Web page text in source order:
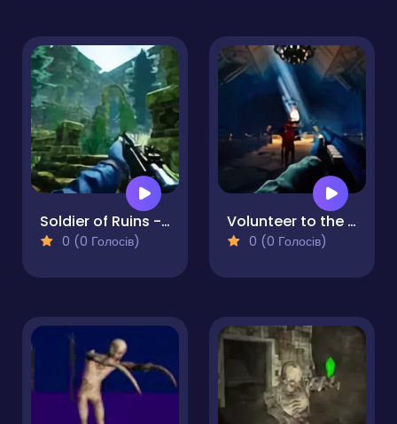
Soldier of Ruins - Temple of Apocalypse
0 (0 Голосів)
Volunteer to the Darkness
0 (0 Голосів)